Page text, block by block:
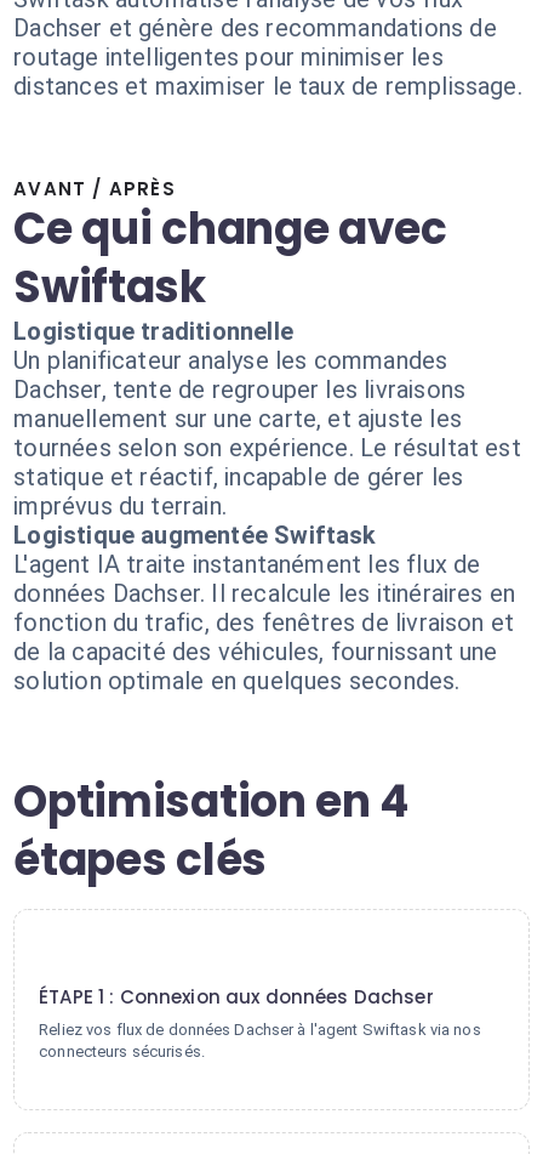
Dachser et génère des recommandations de
routage intelligentes pour minimiser les
distances et maximiser le taux de remplissage.
AVANT / APRÈS
Ce qui change avec
Swiftask
Logistique traditionnelle
Un planificateur analyse les commandes
Dachser, tente de regrouper les livraisons
manuellement sur une carte, et ajuste les
tournées selon son expérience. Le résultat est
statique et réactif, incapable de gérer les
imprévus du terrain.
Logistique augmentée Swiftask
L'agent IA traite instantanément les flux de
données Dachser. Il recalcule les itinéraires en
fonction du trafic, des fenêtres de livraison et
de la capacité des véhicules, fournissant une
solution optimale en quelques secondes.
Optimisation en 4
étapes clés
ÉTAPE 1 : Connexion aux données Dachser
Reliez vos flux de données Dachser à l'agent Swiftask via nos
connecteurs sécurisés.